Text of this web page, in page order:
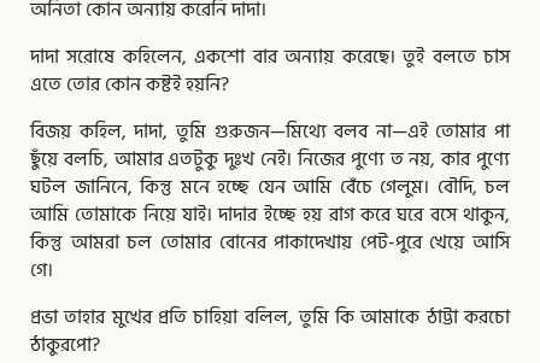
অনিতা কোন অন্যায় করেনি দাদা।
দাদা সরোষে কহিলেন, একশো বার অন্যায় করেছে। তুই বলতে চাস
এতে তোর কোন কষ্টই হয়নি?
বিজয় কহিল, দাদা, তুমি গুরুজন—মিথ্যে বলব না—এই তোমার পা
ছুঁয়ে বলচি, আমার এতটুকু দুঃখ নেই। নিজের পুণ্যে ত নয়, কার পুণ্যে
ঘটল জানিনে, কিন্তু মনে হচ্ছে যেন আমি বেঁচে গেলুম। বৌদি, চল
আমি তোমাকে নিয়ে যাই। দাদার ইচ্ছে হয় রাগ করে ঘরে বসে থাকুন,
কিন্তু আমরা চল তোমার বোনের পাকাদেখায় পেট-পুরে খেয়ে আসি
গে।
প্রভা তাহার মুখের প্রতি চাহিয়া বলিল, তুমি কি আমাকে ঠাট্টা করচো
ঠাকুরপো?